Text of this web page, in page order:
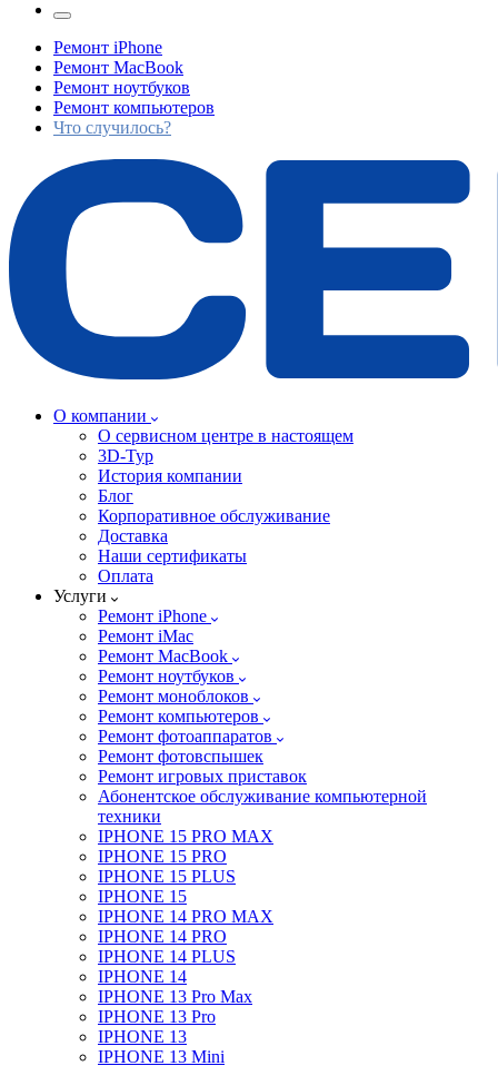
Ремонт iPhone
Ремонт MacBook
Ремонт ноутбуков
Ремонт компьютеров
Что случилось?
О компании
О сервисном центре в настоящем
3D-Тур
История компании
Блог
Корпоративное обслуживание
Доставка
Наши сертификаты
Оплата
Услуги
Ремонт iPhone
Ремонт iMac
Ремонт MacBook
Ремонт ноутбуков
Ремонт моноблоков
Ремонт компьютеров
Ремонт фотоаппаратов
Ремонт фотовспышек
Ремонт игровых приставок
Абонентское обслуживание компьютерной
техники
IPHONE 15 PRO MAX
IPHONE 15 PRO
IPHONE 15 PLUS
IPHONE 15
IPHONE 14 PRO MAX
IPHONE 14 PRO
IPHONE 14 PLUS
IPHONE 14
IPHONE 13 Pro Max
IPHONE 13 Pro
IPHONE 13
IPHONE 13 Mini